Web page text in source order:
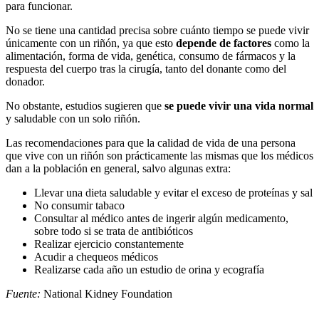
para funcionar.
No se tiene una cantidad precisa sobre cuánto tiempo se puede vivir
únicamente con un riñón, ya que esto depende de factores como la
alimentación, forma de vida, genética, consumo de fármacos y la
respuesta del cuerpo tras la cirugía, tanto del donante como del
donador.
No obstante, estudios sugieren que se puede vivir una vida normal
y saludable con un solo riñón.
Las recomendaciones para que la calidad de vida de una persona
que vive con un riñón son prácticamente las mismas que los médicos
dan a la población en general, salvo algunas extra:
Llevar una dieta saludable y evitar el exceso de proteínas y sal
No consumir tabaco
Consultar al médico antes de ingerir algún medicamento,
sobre todo si se trata de antibióticos
Realizar ejercicio constantemente
Acudir a chequeos médicos
Realizarse cada año un estudio de orina y ecografía
Fuente: National Kidney Foundation